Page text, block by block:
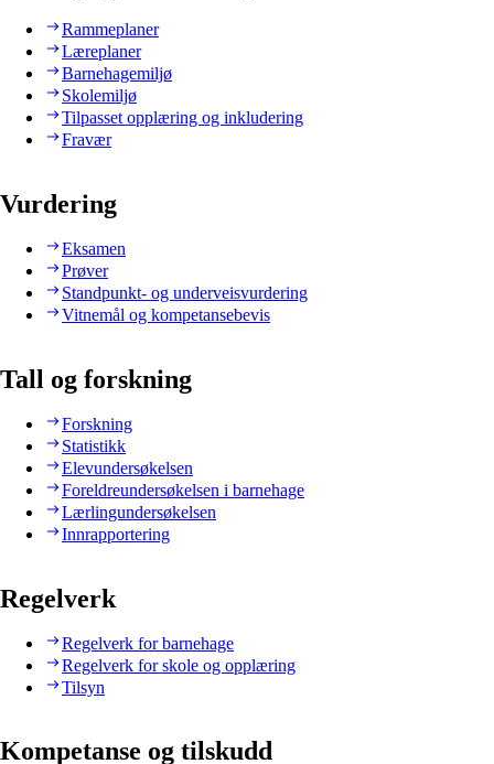
Rammeplaner
Læreplaner
Barnehagemiljø
Skolemiljø
Tilpasset opplæring og inkludering
Fravær
Vurdering
Eksamen
Prøver
Standpunkt- og underveisvurdering
Vitnemål og kompetansebevis
Tall og forskning
Forskning
Statistikk
Elevundersøkelsen
Foreldreundersøkelsen i barnehage
Lærlingundersøkelsen
Innrapportering
Regelverk
Regelverk for barnehage
Regelverk for skole og opplæring
Tilsyn
Kompetanse og tilskudd